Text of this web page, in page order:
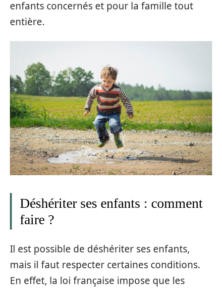
enfants concernés et pour la famille tout
entière.
Déshériter ses enfants : comment
faire ?
Il est possible de déshériter ses enfants,
mais il faut respecter certaines conditions.
En effet, la loi française impose que les